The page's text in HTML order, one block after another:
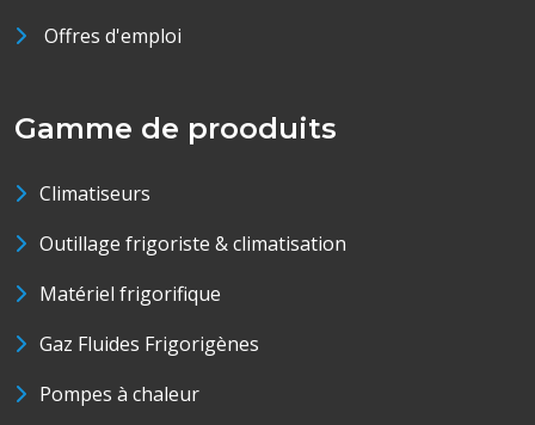
Offres d'emploi
Gamme de prooduits
Climatiseurs
Outillage frigoriste & climatisation
Matériel frigorifique
Gaz Fluides Frigorigènes
Pompes à chaleur